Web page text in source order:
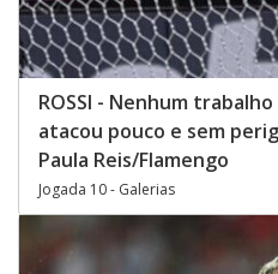
ROSSI - Nenhum
atacou pouco e sem
Paula Reis/Flamengo
Jogada 10 - Galerias